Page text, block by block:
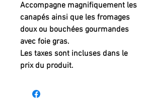
Accompagne magnifiquement les
canapés ainsi que les fromages
doux ou bouchées gourmandes
avec foie gras.
Les taxes sont incluses dans le
prix du produit.